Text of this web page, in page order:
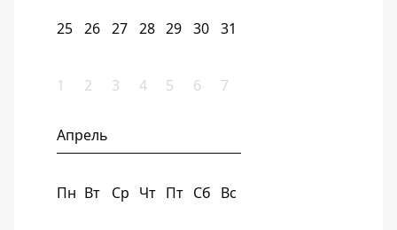
25 26 27 28 29 30 31
1 2 3 4 5 6 7
Апрель
Пн Вт Ср Чт Пт Сб Вс